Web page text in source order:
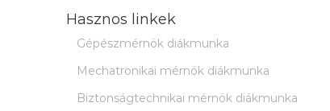
Hasznos linkek
Gépészmérnök diákmunka
Mechatronikai mérnök diákmunka
Biztonságtechnikai mérnök diákmunka